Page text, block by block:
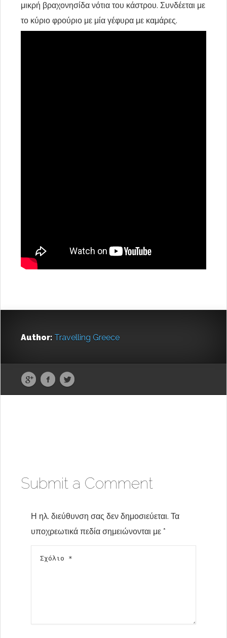
μικρή βραχονησίδα νότια του κάστρου. Συνδέεται με
το κύριο φρούριο με μία γέφυρα με καμάρες.
Author: Travelling Greece
Submit a Comment
Η ηλ. διεύθυνση σας δεν δημοσιεύεται. Τα
υποχρεωτικά πεδία σημειώνονται με *